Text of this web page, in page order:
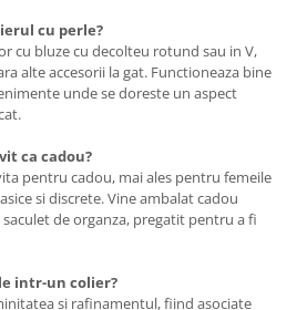
cu perle?
cu bluze cu decolteu rotund sau in V,
alte accesorii la gat. Functioneaza bine
unde se doreste un aspect
ca cadou?
pentru cadou, mai ales pentru femeile
si discrete. Vine ambalat cadou
de organza, pregatit pentru a fi
intr-un colier?
si rafinamentul, fiind asociate